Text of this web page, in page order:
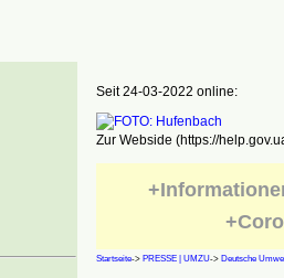
Seit 24-03-2022 online:
Zur Webside (https://
Startseite-> PRESSE | UMZU-> Deutsche